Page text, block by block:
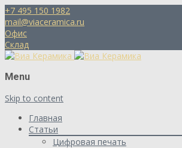
+7 495 150 1982
mail@viaceramica.ru
Офис
Склад
Menu
Skip to content
Главная
Статьи
Цифровая печать